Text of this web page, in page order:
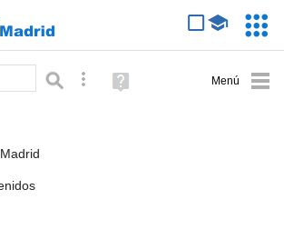
Búsqueda avanzada
Ayuda
(en